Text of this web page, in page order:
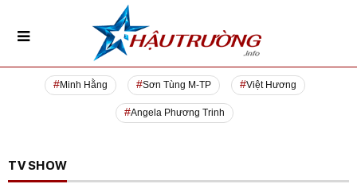
Minh Hằng Sơn Tùng M-TP Việt Hương
Angela Phương Trinh
TV SHOW